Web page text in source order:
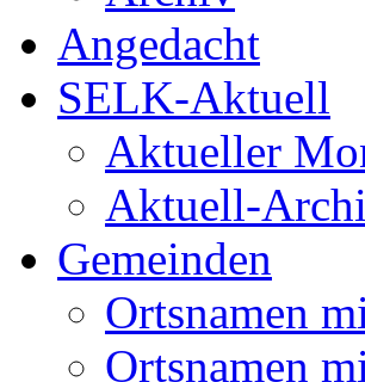
Angedacht
SELK-Aktuell
Aktueller
Aktuell-
Gemeinden
Ortsnamen
Ortsnamen